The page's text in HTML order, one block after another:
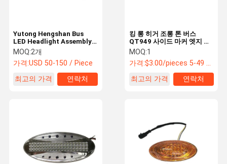
Yutong Hengshan Bus
LED Headlight Assembly
Front Light Lamp with
High Low Beam Coach
Replacement Parts
MOQ:2개
가격:USD 50-150 / Piece
최고의 가격
연락처
킹 롱 히거 조롱 톤 버스
QT949 사이드 마커 엣지 라
이트 5000h 하이 라이트 전
송 버스 예비
MOQ:1
가격:$3.00/pieces 5-49 pieces
최고의 가격
연락처